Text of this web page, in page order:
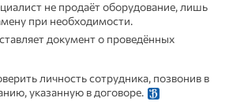
не продаёт оборудование, лишь
при необходимости.
документ о проведённых
личность сотрудника, позвонив в
указанную в договоре.